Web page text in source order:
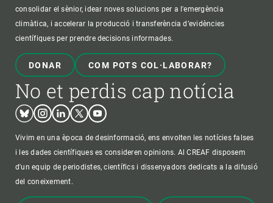
consolidar el sènior, idear noves solucions per a l'emergència
climàtica, i accelerar la producció i transferència d’evidències
científiques per prendre decisions informades.
DONAR COM POTS COL·LABORAR?
No et perdis cap notícia
BlueskyInstagram
LinkedinTwitterYoutube
Vivim en una època de desinformació, ens envolten les notícies falses
i les dades científiques es consideren opinions. Al CREAF disposem
d'un equip de periodistes, científics i dissenyadors dedicats a la difusió
del coneixement.